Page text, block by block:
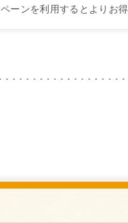
ペーンを利用するとよりお得